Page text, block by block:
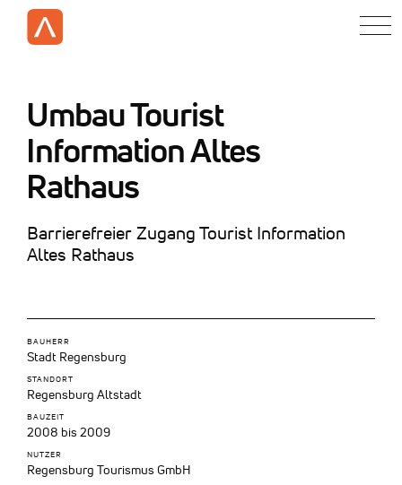
Umbau Tourist
Information Altes
Rathaus
Barrierefreier Zugang Tourist Information
Altes Rathaus
BAUHERR
Stadt Regensburg
STANDORT
Regensburg Altstadt
BAUZEIT
2008 bis 2009
NUTZER
Regensburg Tourismus GmbH